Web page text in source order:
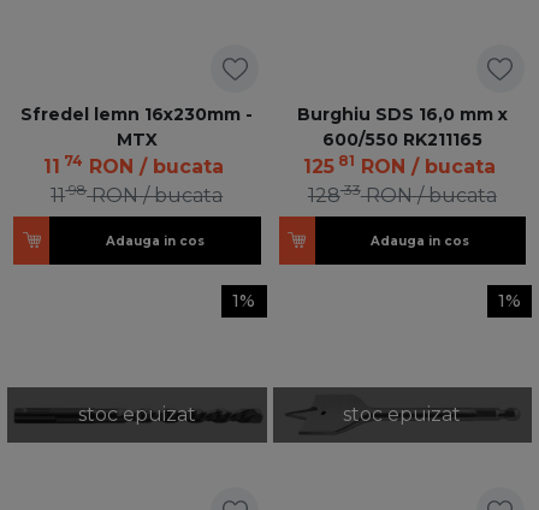
Sfredel lemn 16x230mm -
MTX
11 74 RON / bucata
1198 RON / bucata
Adauga in cos
Burghiu SDS 16,0 mm x
600/550 RK211165
125 81 RON / bucata
12833 RON / bucata
Adauga in cos
stoc epuizat
1%
stoc epuizat
1%